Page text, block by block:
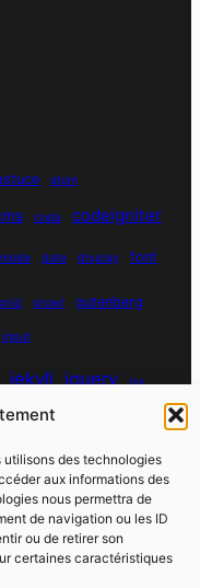
utilisons des technologies
aux informations des
nous permettra de
de navigation ou les ID
ou de retirer son
certaines caractéristiques
atom
coda codeigniter
date display font
grid growl gutenberg
input
jekyll jquery jsx
navigation
print
responsive run